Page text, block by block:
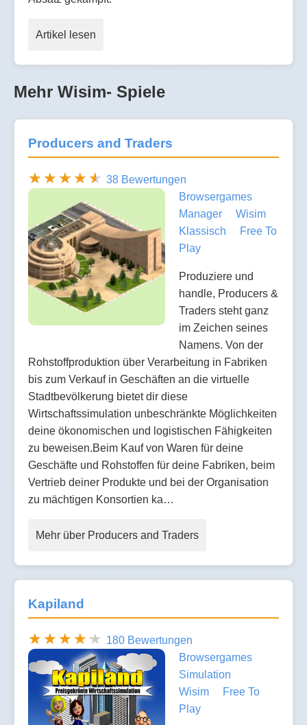
Artikel lesen
Mehr Wisim- Spiele
Producers and Traders
38 Bewertungen
Browsergames
Manager
Wisim
Klassisch
Free To
Play
Produziere und
handle, Producers &
Traders steht ganz
im Zeichen seines
Namens. Von der
Rohstoffproduktion über Verarbeitung in Fabriken
bis zum Verkauf in Geschäften an die virtuelle
Stadtbevölkerung bietet dir diese
Wirtschaftssimulation unbeschränkte Möglichkeiten
deine ökonomischen und logistischen Fähigkeiten
zu beweisen.Beim Kauf von Waren für deine
Geschäfte und Rohstoffen für deine Fabriken, beim
Vertrieb deiner Produkte und bei der Organisation
zu mächtigen Konsortien ka…
Mehr über Producers and Traders
Kapiland
180 Bewertungen
Browsergames
Simulation
Wisim
Free To
Play